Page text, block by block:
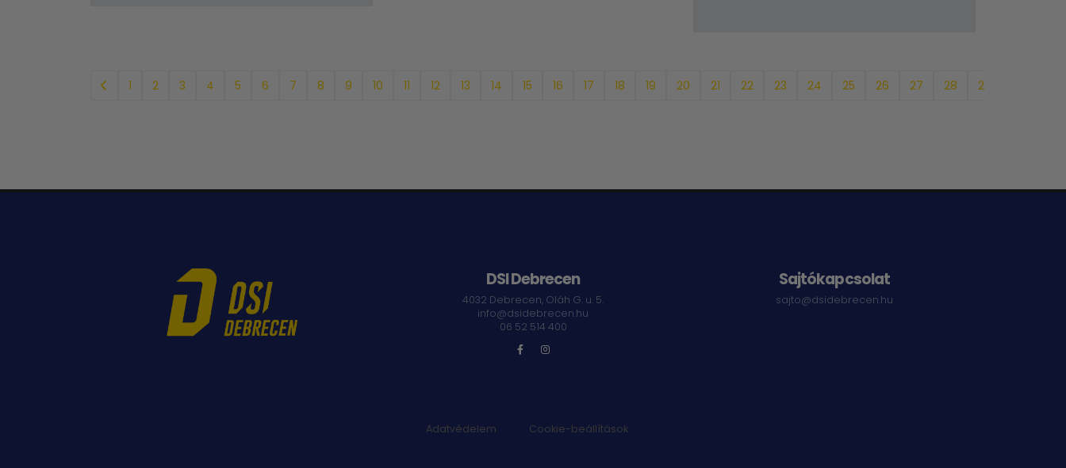
1 2 3 4 5 6 7 8 9 10 11 12 13 14 15 16 17 18 19 20 21 22 23 24 25 26 27 28 29
DSI Debrecen
4032 Debrecen, Oláh G. u. 5.
info@dsidebrecen.hu
06 52 514 400
Sajtókapcsolat
sajto@dsidebrecen.hu
Adatvédelem Cookie-beállítások